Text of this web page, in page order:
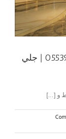
شركة جلي درج رخام الظهران |0553960210 | جلي